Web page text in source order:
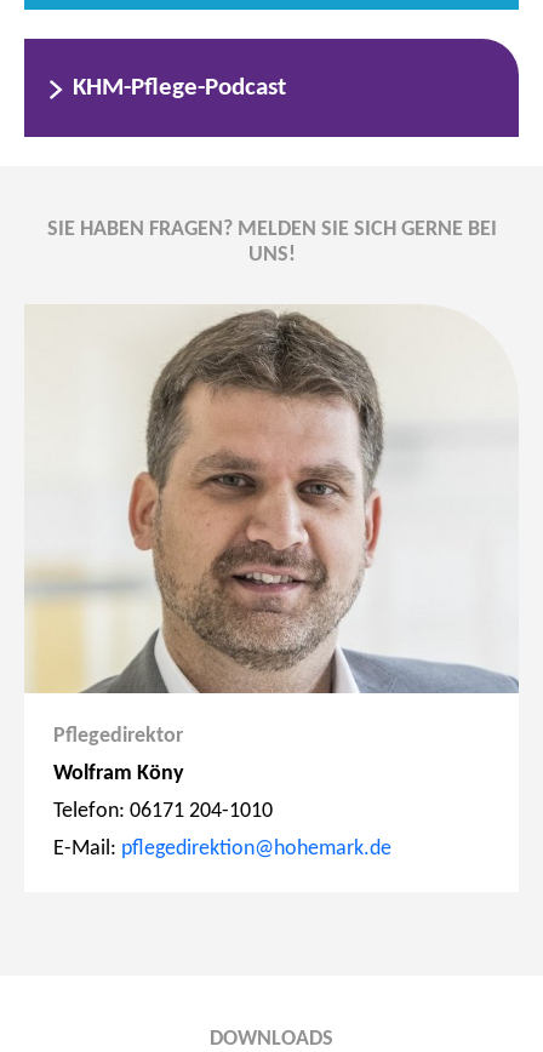
KHM-Pflege-Podcast
SIE HABEN FRAGEN? MELDEN SIE SICH GERNE BEI
UNS!
Pflegedirektor
Wolfram Köny
Telefon: 06171 204-1010
E-Mail: pflegedirektion@hohemark.de
DOWNLOADS